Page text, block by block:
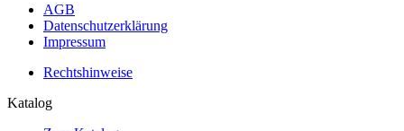
AGB
Datenschutzerklärung
Impressum
Rechtshinweise
Katalog